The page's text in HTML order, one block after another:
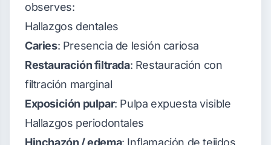
observes:
Hallazgos dentales
Caries: Presencia de lesión cariosa
Restauración filtrada: Restauración con
filtración marginal
Exposición pulpar: Pulpa expuesta visible
Hallazgos periodontales
Hinchazón / edema: Inflamación de tejidos